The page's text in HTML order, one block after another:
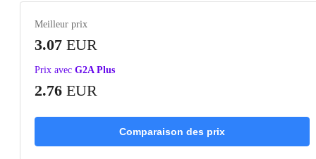
Meilleur prix
3.07 EUR
Prix avec G2A Plus
2.76 EUR
Comparaison des prix